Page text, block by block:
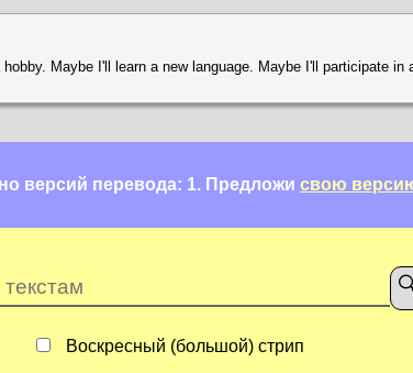
Maybe I'll learn a new language. Maybe I'll participate
версий перевода: 1. Предложи свою
Воскресный (большой) стрип